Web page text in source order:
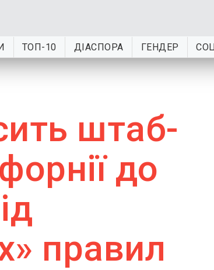
ТОП-10 ДІАСПОРА ГЕНДЕР
штаб-
до
правил